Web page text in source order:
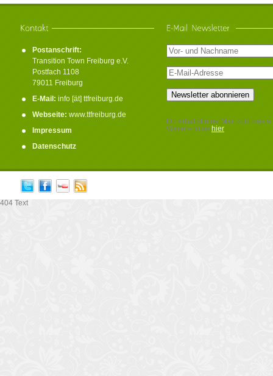
Postanschrift:
Transition Town Freiburg e.V.
Postfach 1108
79011 Freiburg
E-Mail: info [ät] ttfreiburg.de
Webseite: www.ttfreiburg.de
Impressum
Datenschutz
Du erhältst eine Mail zum
Weitere Infos hier
.
404 Text